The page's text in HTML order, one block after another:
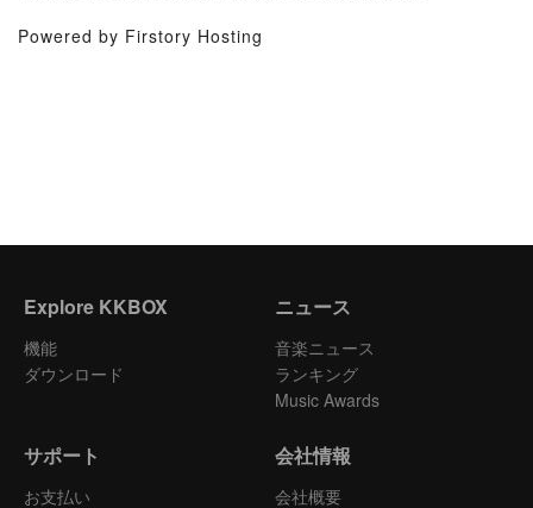
Powered by Firstory Hosting
Explore KKBOX
機能
ダウンロード
ニュース
音楽ニュース
ランキング
Music Awards
サポート
お支払い
会社情報
会社概要